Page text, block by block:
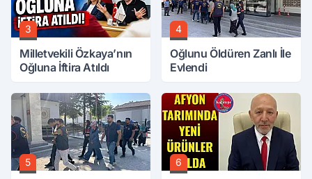
3
Milletvekili Özkaya’nın
Oğluna İftira Atıldı
4
Oğlunu Öldüren Zanlı İle
Evlendi
5 6